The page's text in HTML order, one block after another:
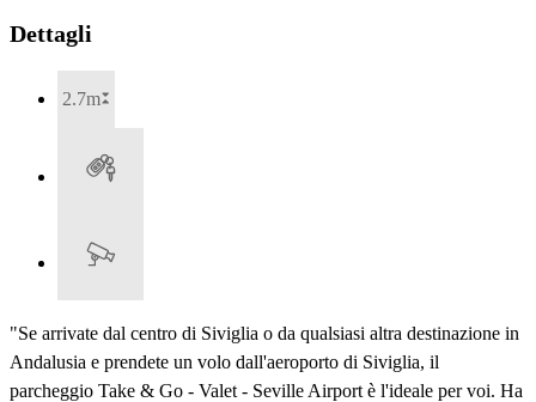
Dettagli
2.7m
"Se arrivate dal centro di Siviglia o da qualsiasi altra destinazione in
Andalusia e prendete un volo dall'aeroporto di Siviglia, il
parcheggio Take & Go - Valet - Seville Airport è l'ideale per voi. Ha